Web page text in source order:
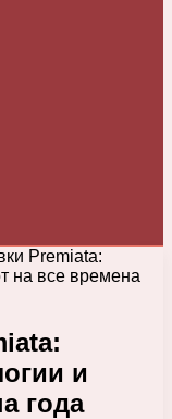
Premiata:
на все времена
и
года